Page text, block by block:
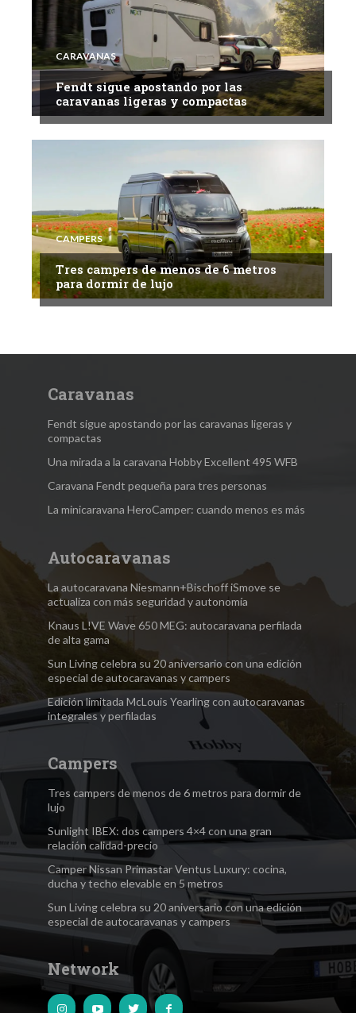
CARAVANAS
Fendt sigue apostando por las
caravanas ligeras y compactas
CAMPERS
Tres campers de menos de 6 metros
para dormir de lujo
Caravanas
Fendt sigue apostando por las caravanas ligeras y
compactas
Una mirada a la caravana Hobby Excellent 495 WFB
Caravana Fendt pequeña para tres personas
La minicaravana HeroCamper: cuando menos es más
Autocaravanas
La autocaravana Niesmann+Bischoff iSmove se
actualiza con más seguridad y autonomía
Knaus L!VE Wave 650 MEG: autocaravana perfilada
de alta gama
Sun Living celebra su 20 aniversario con una edición
especial de autocaravanas y campers
Edición limitada McLouis Yearling con autocaravanas
integrales y perfiladas
Campers
Tres campers de menos de 6 metros para dormir de
lujo
Sunlight IBEX: dos campers 4×4 con una gran
relación calidad-precio
Camper Nissan Primastar Ventus Luxury: cocina,
ducha y techo elevable en 5 metros
Sun Living celebra su 20 aniversario con una edición
especial de autocaravanas y campers
Network